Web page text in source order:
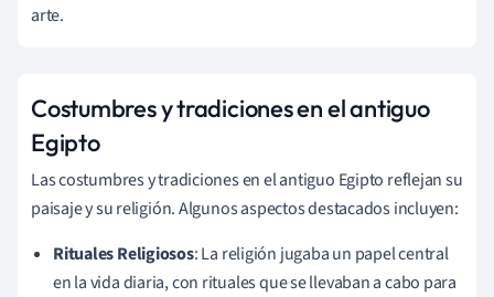
arte.
Costumbres y tradiciones en el antiguo
Egipto
Las costumbres y tradiciones en el antiguo Egipto reflejan su
paisaje y su religión. Algunos aspectos destacados incluyen:
Rituales Religiosos: La religión jugaba un papel central
en la vida diaria, con rituales que se llevaban a cabo para